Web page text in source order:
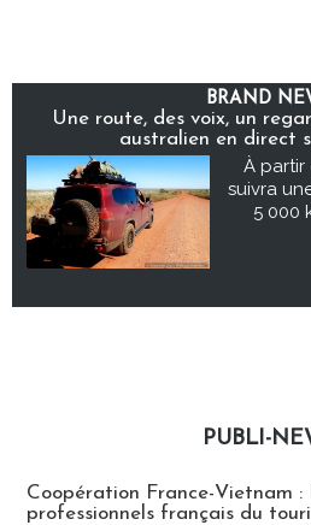
BRAND
Une route, des voix, un
australien en direct
À partir
suivra
5 000
PUBLI-
Coopération France-Vietnam :
professionnels français du